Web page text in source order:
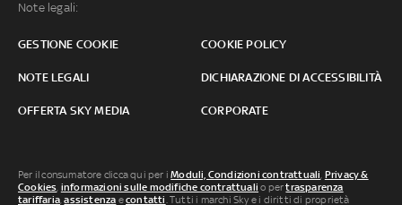
Note legali:
GESTIONE COOKIE COOKIE POLICY
NOTE LEGALI DICHIARAZIONE DI ACCESSIBILITÀ
OFFERTA SKY MEDIA CORPORATE
Per il consumatore clicca qui per iModuli, Condizioni contrattuali, Privacy &
Cookies, informazioni sulle modifiche contrattuali o pertrasparenza
tariffaria,assistenza econtatti. Tutti i marchi Sky e i diritti di proprietà